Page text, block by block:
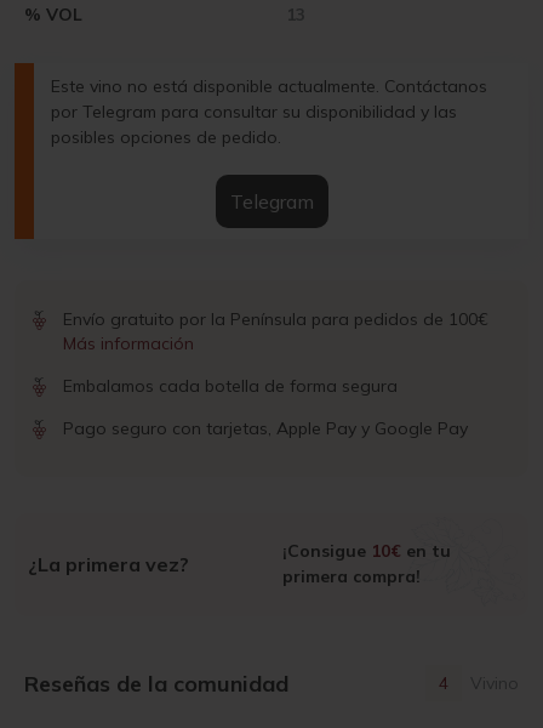
% VOL 13
Este vino no está disponible actualmente. Contáctanos
por Telegram para consultar su disponibilidad y las
posibles opciones de pedido.
Telegram
Envío gratuito por la Península para pedidos de 100€
Más información
Embalamos cada botella de forma segura
Pago seguro con tarjetas, Apple Pay y Google Pay
¿La primera vez?
¡Consigue 10€ en tu
primera compra!
Reseñas de la comunidad 4 Vivino